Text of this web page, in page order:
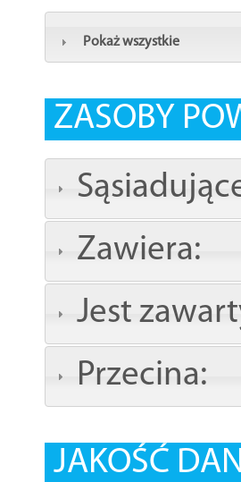
Pokaż wszystkie
ZASOBY
Zawiera:
Jest
Przecina:
JAKOŚĆ